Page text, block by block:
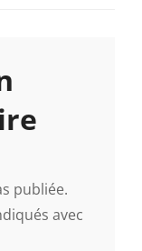
publiée.
avec